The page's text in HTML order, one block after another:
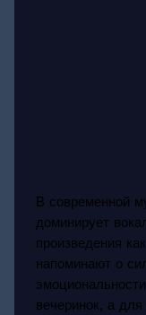
В современной
доминирует
произведения
напоминают о
вечеринок, а